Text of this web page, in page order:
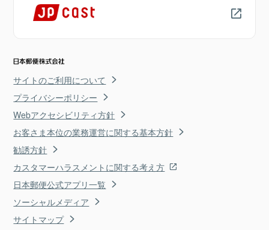
サイトのご利用について
プライバシーポリシー
Webアクセシビリティ方針
お客さま本位の業務運営に関する基本方針
勧誘方針
カスタマーハラスメントに関する考え方
日本郵便公式アプリ一覧
ソーシャルメディア
サイトマップ